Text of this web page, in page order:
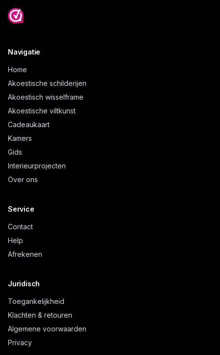
Navigatie
Home
Akoestische schilderijen
Akoestisch wisselframe
Akoestische viltkunst
Cadeaukaart
Kamers
Gids
Interieurprojecten
Over ons
Service
Contact
Help
Afrekenen
Juridisch
Toegankelijkheid
Klachten & retouren
Algemene voorwaarden
Privacy